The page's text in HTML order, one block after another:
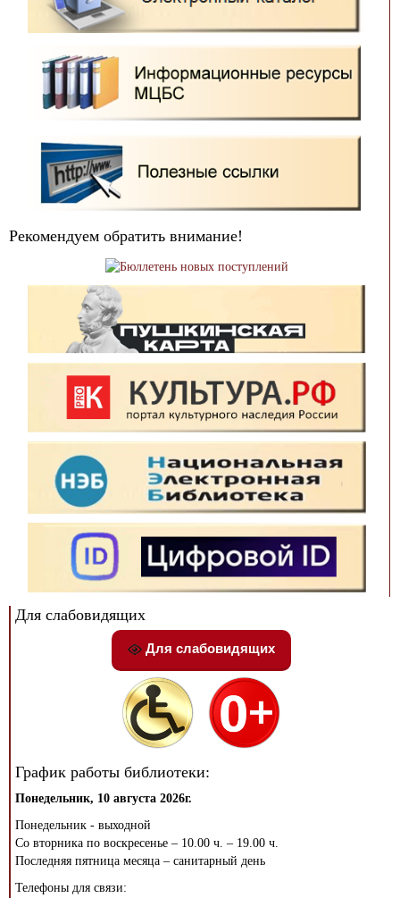
Рекомендуем обратить внимание!
Для слабовидящих
Для слабовидящих
График работы библиотеки:
Понедельник, 10 августа 2026г.
Понедельник - выходной
Со вторника по воскресенье – 10.00 ч. – 19.00 ч.
Последняя пятница месяца – санитарный день
Телефоны для связи: